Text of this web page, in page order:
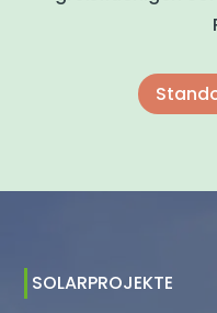
SOLARPROJEKTE